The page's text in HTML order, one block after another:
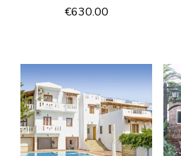
€630.00